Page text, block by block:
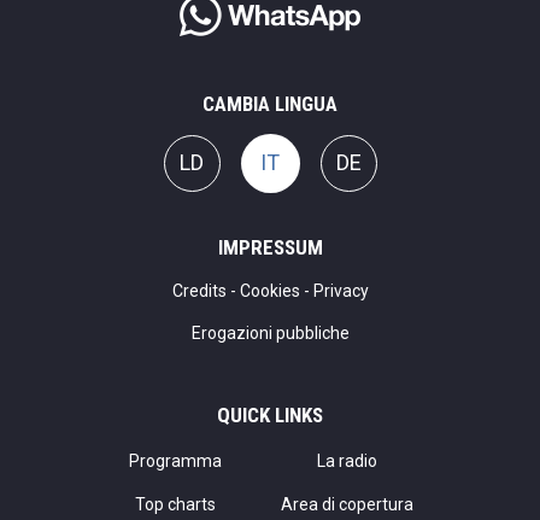
CAMBIA LINGUA
LD IT DE
IMPRESSUM
Credits - Cookies - Privacy
Erogazioni pubbliche
QUICK LINKS
Programma
Top charts
La radio
Area di copertura